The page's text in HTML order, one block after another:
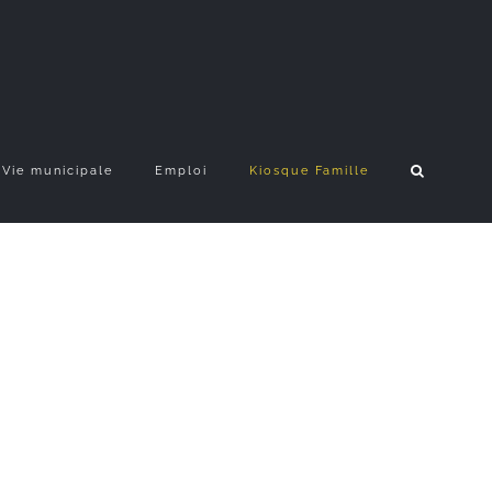
Vie municipale Emploi Kiosque Famille